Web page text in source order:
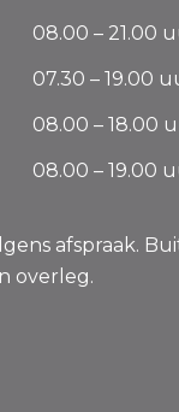
08.00 – 21.00
07.30 – 19.00
08.00 – 18.00
08.00 – 19.00
afspraak.
overleg.